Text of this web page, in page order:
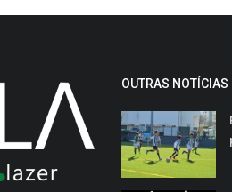
OUTRAS NOTÍCIAS